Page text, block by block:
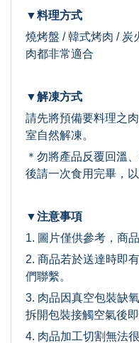
▼料理方式
燒烤盤 / 韓式烤肉 / 炭
肉都非常適合
▼解凍方式
請先將預備要料理之
室自然解凍。
＊勿將產品反覆回溫
後請一次食用完畢，
▼注意事項
1. 圖片僅供參考，商
2. 商品若於送達時即
們聯繫。
3. 肉品因真空包裝缺
拆開包裝接觸空氣後即
4. 肉品加工切割無法